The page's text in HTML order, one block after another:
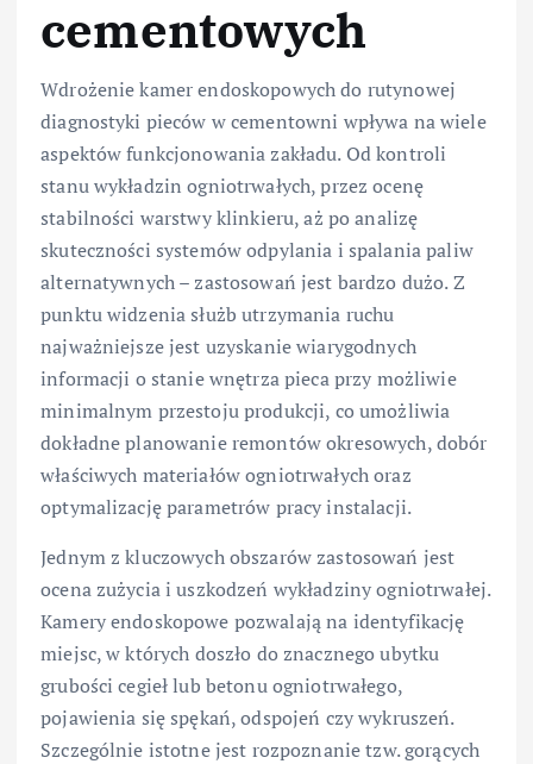
cementowych
Wdrożenie kamer endoskopowych do rutynowej
diagnostyki pieców w cementowni wpływa na wiele
aspektów funkcjonowania zakładu. Od kontroli
stanu wykładzin ogniotrwałych, przez ocenę
stabilności warstwy klinkieru, aż po analizę
skuteczności systemów odpylania i spalania paliw
alternatywnych – zastosowań jest bardzo dużo. Z
punktu widzenia służb utrzymania ruchu
najważniejsze jest uzyskanie wiarygodnych
informacji o stanie wnętrza pieca przy możliwie
minimalnym przestoju produkcji, co umożliwia
dokładne planowanie remontów okresowych, dobór
właściwych materiałów ogniotrwałych oraz
optymalizację parametrów pracy instalacji.
Jednym z kluczowych obszarów zastosowań jest
ocena zużycia i uszkodzeń wykładziny ogniotrwałej.
Kamery endoskopowe pozwalają na identyfikację
miejsc, w których doszło do znacznego ubytku
grubości cegieł lub betonu ogniotrwałego,
pojawienia się spękań, odspojeń czy wykruszeń.
Szczególnie istotne jest rozpoznanie tzw. gorących